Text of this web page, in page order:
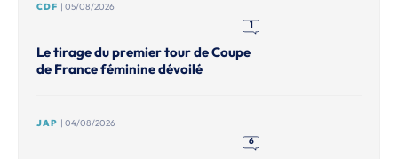
CDF | 05/08/2026
1
Le tirage du premier tour de Coupe
de France féminine dévoilé
JAP | 04/08/2026
6